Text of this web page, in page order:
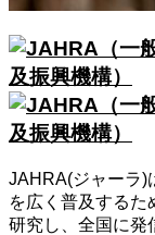
JAHRA(ジャーラ)
を広く普及するた
研究し、全国に発